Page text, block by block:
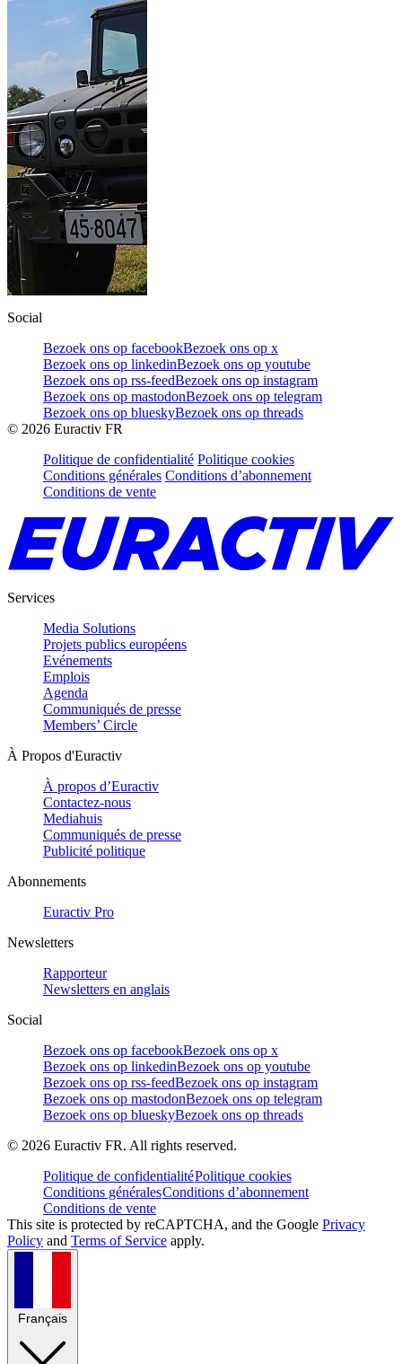
Social
Bezoek ons op facebookBezoek ons op x
Bezoek ons op linkedinBezoek ons op youtube
Bezoek ons op rss-feedBezoek ons op instagram
Bezoek ons op mastodonBezoek ons op telegram
Bezoek ons op blueskyBezoek ons op threads
© 2026 Euractiv FR
Politique de confidentialité Politique cookies
Conditions générales Conditions d’abonnement
Conditions de vente
Services
Media Solutions
Projets publics européens
Evénements
Emplois
Agenda
Communiqués de presse
Members’ Circle
À Propos d'Euractiv
À propos d’Euractiv
Contactez-nous
Mediahuis
Communiqués de presse
Publicité politique
Abonnements
Euractiv Pro
Newsletters
Rapporteur
Newsletters en anglais
Social
Bezoek ons op facebookBezoek ons op x
Bezoek ons op linkedinBezoek ons op youtube
Bezoek ons op rss-feedBezoek ons op instagram
Bezoek ons op mastodonBezoek ons op telegram
Bezoek ons op blueskyBezoek ons op threads
© 2026 Euractiv FR. All rights reserved.
Politique de confidentialitéPolitique cookies
Conditions généralesConditions d’abonnement
Conditions de vente
This site is protected by reCAPTCHA, and the Google Privacy
Policy and Terms of Service apply.
Français